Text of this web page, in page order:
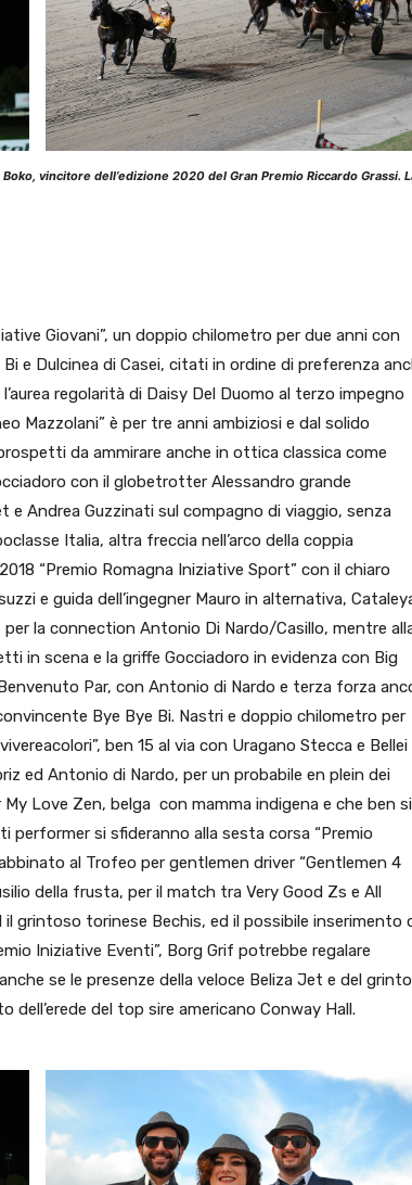
vincitore dell’edizione 2020 del Gran Premio Riccardo Grassi.
Giovani”, un doppio chilometro per due anni con
e Dulcinea di Casei, citati in ordine di preferenza
regolarità di Daisy Del Duomo al terzo impegno
Mazzolani” è per tre anni ambiziosi e dal solido
da ammirare anche in ottica classica come
con il globetrotter Alessandro grande
Andrea Guzzinati sul compagno di viaggio, senza
Italia, altra freccia nell’arco della coppia
“Premio Romagna Iniziative Sport” con il chiaro
e guida dell’ingegner Mauro in alternativa,
la connection Antonio Di Nardo/Casillo, mentre
in scena e la griffe Gocciadoro in evidenza con Big
Par, con Antonio di Nardo e terza forza
Bye Bye Bi. Nastri e doppio chilometro per
ben 15 al via con Uragano Stecca e Bellei
ed Antonio di Nardo, per un probabile en plein dei
Love Zen, belga con mamma indigena e che ben si
performer si sfideranno alla sesta corsa “Premio
al Trofeo per gentlemen driver “Gentlemen 4
della frusta, per il match tra Very Good Zs e All
grintoso torinese Bechis, ed il possibile inserimento
Iniziative Eventi”, Borg Grif potrebbe regalare
se le presenze della veloce Beliza Jet e del
del top sire americano Conway Hall.